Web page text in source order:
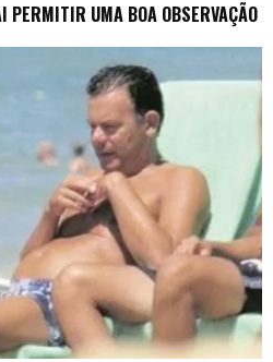
PERMITIR UMA BOA OBSERVAÇÃO